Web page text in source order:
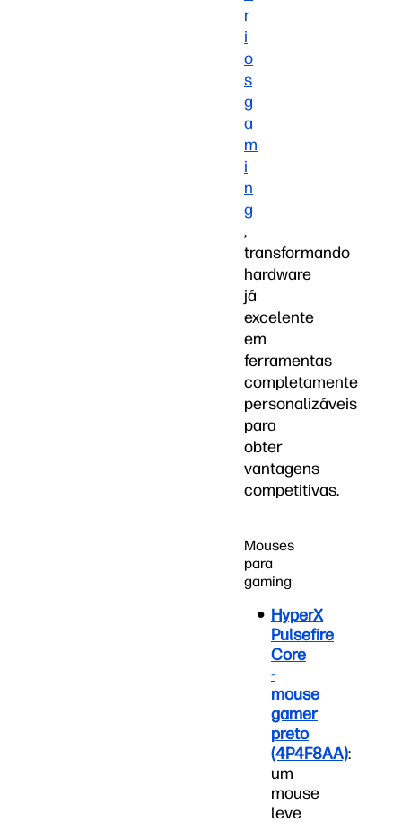
r
i
o
s
g
a
m
i
n
g
,
transformando
hardware
já
excelente
em
ferramentas
completamente
personalizáveis
para
obter
vantagens
competitivas.
Mouses
para
gaming
HyperX
Pulsefire
Core
-
mouse
gamer
preto
(4P4F8AA):
um
mouse
leve